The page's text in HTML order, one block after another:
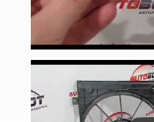
Jetta Mk VI A6 (5C6)
Jetta Mk VII A7
Lupo (6X1, 6E1)
Multivan T5 (7HM, 7HF)